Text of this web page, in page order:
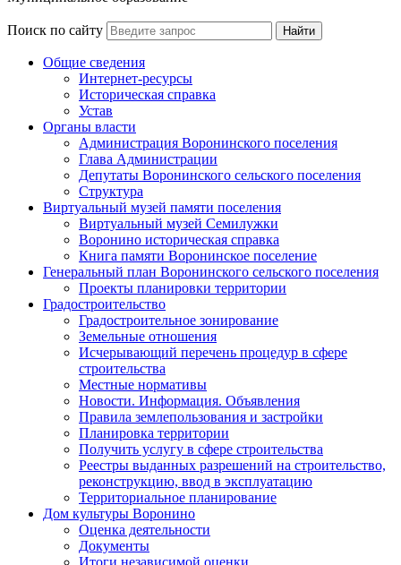
Поиск по сайту Найти
Общие сведения
Интернет-ресурсы
Историческая справка
Устав
Органы власти
Администрация Воронинского поселения
Глава Администрации
Депутаты Воронинского сельского поселения
Структура
Виртуальный музей памяти поселения
Виртуальный музей Семилужки
Воронино историческая справка
Книга памяти Воронинское поселение
Генеральный план Воронинского сельского поселения
Проекты планировки территории
Градостроительство
Градостроительное зонирование
Земельные отношения
Исчерывающий перечень процедур в сфере
строительства
Местные нормативы
Новости. Информация. Объявления
Правила землепользования и застройки
Планировка территории
Получить услугу в сфере строительства
Реестры выданных разрешений на строительство,
реконструкцию, ввод в эксплуатацию
Территориальное планирование
Дом культуры Воронино
Оценка деятельности
Документы